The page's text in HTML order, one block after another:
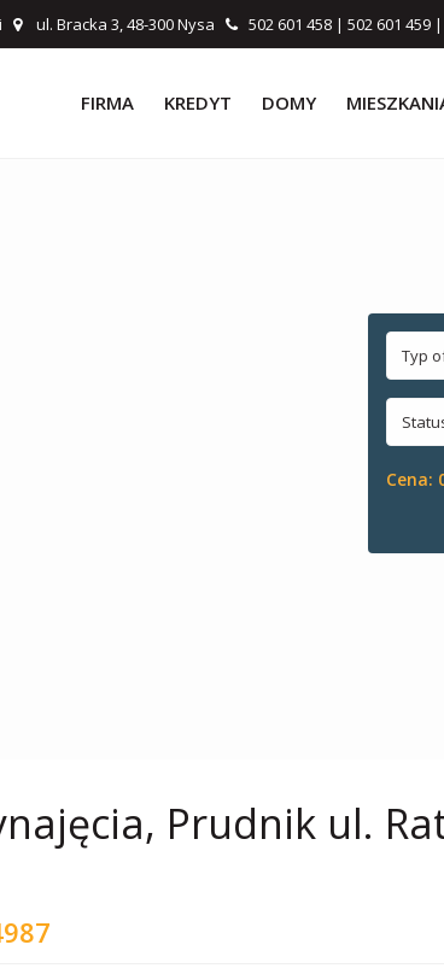
ul. Bracka 3, 48-300 Nysa 502 601 458 | 502 601 459
FIRMA KREDYT DOMY
Typ
Cena:
Prudnik ul.